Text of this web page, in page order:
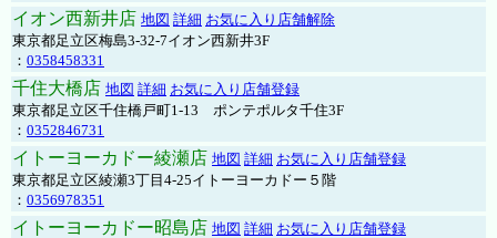
イオン西新井店 地図 詳細 お気に入り店舗解除
東京都足立区梅島3-32-7イオン西新井3F
： 0358458331
千住大橋店 地図 詳細 お気に入り店舗登録
東京都足立区千住橋戸町1-13 ポンテポルタ千住3F
： 0352846731
イトーヨーカドー綾瀬店 地図 詳細 お気に入り店舗登録
東京都足立区綾瀬3丁目4-25イトーヨーカドー５階
： 0356978351
イトーヨーカドー昭島店 地図 詳細 お気に入り店舗登録